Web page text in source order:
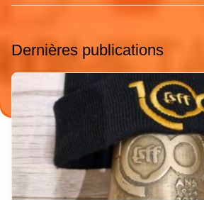
Dernières publications